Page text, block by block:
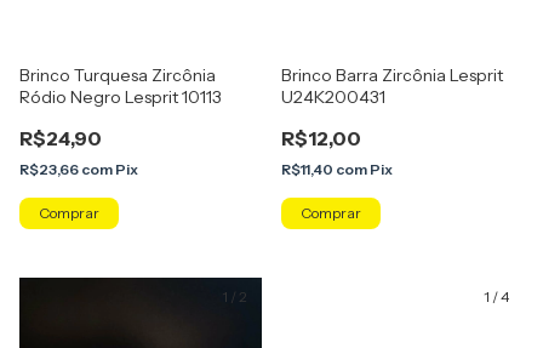
Brinco Turquesa Zircônia
Ródio Negro Lesprit 10113
R$24,90
R$23,66 com Pix
Brinco Barra Zircônia Lesprit
U24K200431
R$12,00
R$11,40 com Pix
Comprar
1 / 2 1 /4